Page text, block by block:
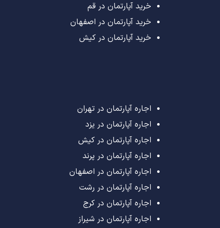
خرید آپارتمان در قم
خرید آپارتمان در اصفهان
خرید آپارتمان در کیش
اجاره آپارتمان در تهران
اجاره آپارتمان در یزد
اجاره آپارتمان در کیش
اجاره آپارتمان در پرند
اجاره آپارتمان در اصفهان
اجاره آپارتمان در رشت
اجاره آپارتمان در کرج
اجاره آپارتمان در شیراز